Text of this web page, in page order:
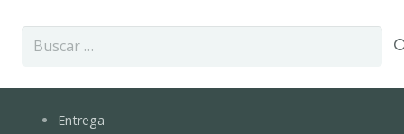
Buscar:
Entrega